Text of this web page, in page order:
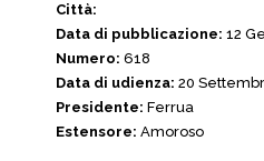
Città:
Data di pubblicazione: 12
Numero: 618
Data di udienza: 20
Presidente: Ferrua
Estensore: Amoroso